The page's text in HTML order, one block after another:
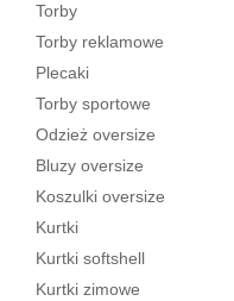
Torby
Torby reklamowe
Plecaki
Torby sportowe
Odzież oversize
Bluzy oversize
Koszulki oversize
Kurtki
Kurtki softshell
Kurtki zimowe